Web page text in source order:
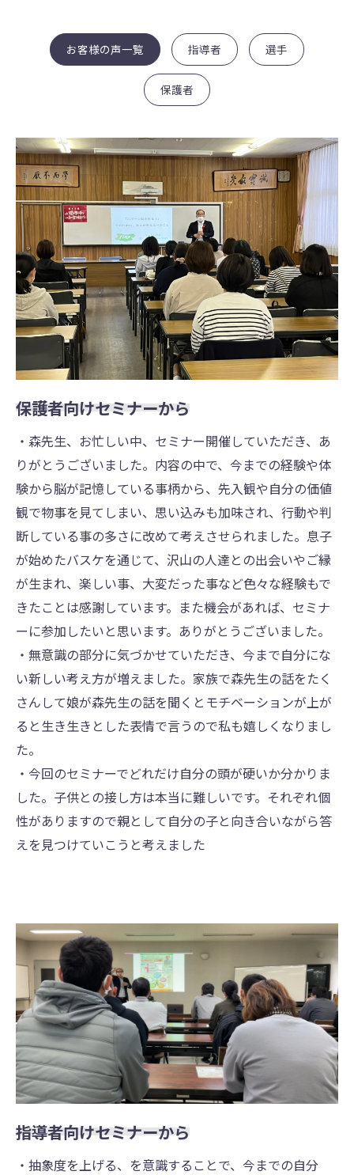
お客様の声一覧 指導者 選手
保護者
保護者向けセミナーから
・森先⽣、お忙しい中、セミナー開催していただき、あ
りがとうございました。内容の中で、今までの経験や体
験から脳が記憶している事柄から、先⼊観や⾃分の価値
観で物事を⾒てしまい、思い込みも加味され、⾏動や判
断している事の多さに改めて考えさせられました。息⼦
が始めたバスケを通じて、沢⼭の⼈達との出会いやご縁
が⽣まれ、楽しい事、⼤変だった事など⾊々な経験もで
きたことは感謝しています。また機会があれば、セミナ
ーに参加したいと思います。ありがとうございました。
・無意識の部分に気づかせていただき、今まで⾃分にな
い新しい考え⽅が増えました。家族で森先⽣の話をたく
さんして娘が森先⽣の話を聞くとモチベーションが上が
ると⽣き⽣きとした表情で⾔うので私も嬉しくなりまし
た。
・今回のセミナーでどれだけ⾃分の頭が硬いか分かりま
した。⼦供との接し⽅は本当に難しいです。それぞれ個
性がありますので親として⾃分の⼦と向き合いながら答
えを⾒つけていこうと考えました
指導者向けセミナーから
・抽象度を上げる、を意識することで、今までの⾃分